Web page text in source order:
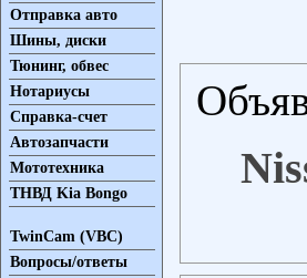
Отправка авто
Шины, диски
Тюнинг, обвес
Нотариусы
Справка-счет
Автозапчасти
Мототехника
ТНВД Kia Bongo
TwinCam (VBC)
Вопросы/ответы